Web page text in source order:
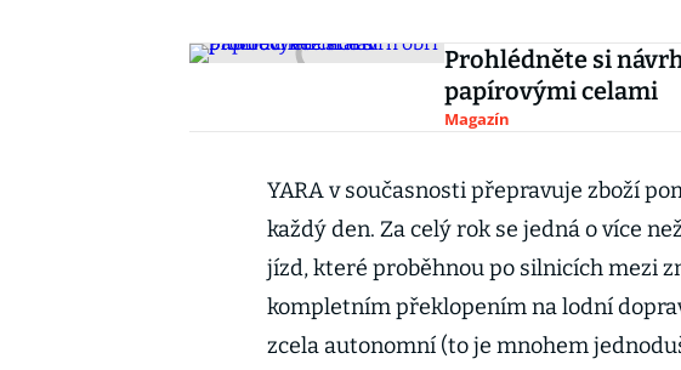
Prohlédněte si
papírovými celami
Magazín
YARA v současnosti přepravuje zboží
každý den. Za celý rok se jedná o více
jízd, které proběhnou po silnicích mezi
kompletním překlopením na lodní
zcela autonomní (to je mnohem